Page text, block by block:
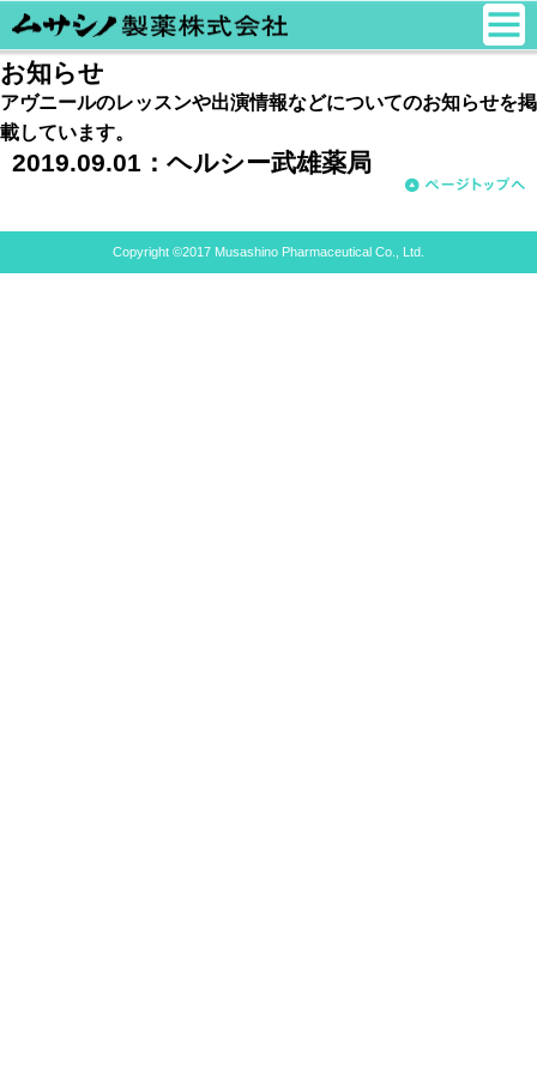
お知らせ
アヴニールのレッスンや出演情報などについてのお知らせを掲
載しています。
2019.09.01： ヘルシー武雄薬局
Copyright ©2017 Musashino Pharmaceutical Co., Ltd.